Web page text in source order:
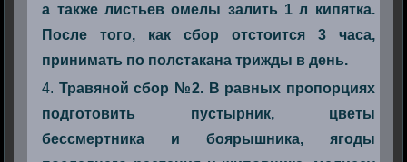
а также листьев омелы залить 1 л кипятка.
После того, как сбор отстоится 3 часа,
принимать по полстакана трижды в день.
Травяной сбор №2. В равных пропорциях
подготовить пустырник, цветы
бессмертника и боярышника, ягоды